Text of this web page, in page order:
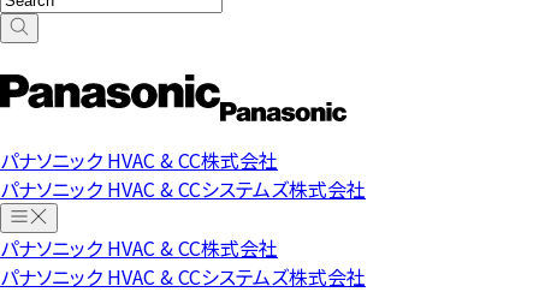
パナソニック HVAC & CC株式会社
パナソニック HVAC & CCシステムズ株式会社
パナソニック HVAC & CC株式会社
パナソニック HVAC & CCシステムズ株式会社